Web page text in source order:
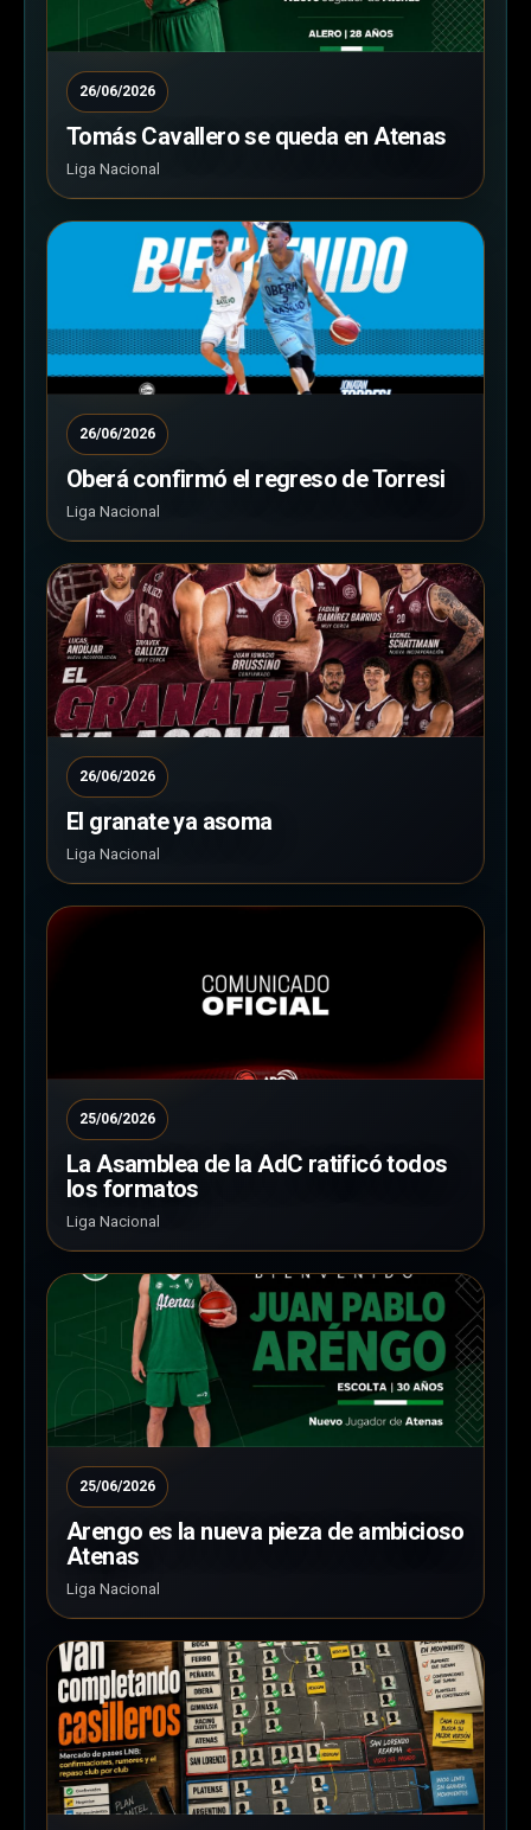
26/06/2026
Tomás Cavallero se queda en Atenas
Liga Nacional
26/06/2026
Oberá confirmó el regreso de Torresi
Liga Nacional
26/06/2026
El granate ya asoma
Liga Nacional
25/06/2026
La Asamblea de la AdC ratificó todos
los formatos
Liga Nacional
25/06/2026
Arengo es la nueva pieza de ambicioso
Atenas
Liga Nacional